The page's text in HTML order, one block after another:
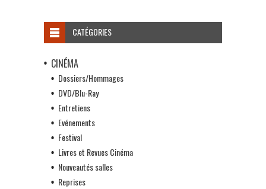
CATÉGORIES
CINÉMA
Dossiers/Hommages
DVD/Blu-Ray
Entretiens
Evénements
Festival
Livres et Revues Cinéma
Nouveautés salles
Reprises